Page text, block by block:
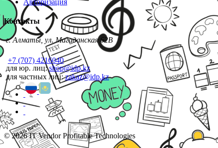
Авторизация
Контакты
г. Алматы, ул. Магаданская 62В
+7 (707) 4216040
для юр. лиц:shop@idp.kz
для частных лиц:zakaz@idp.kz
© 2026 IT Vendor Profitable Technologies